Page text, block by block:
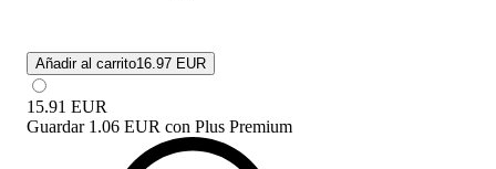
Añadir al carrito16.97 EUR
15.91 EUR
Guardar 1.06 EUR con Plus Premium